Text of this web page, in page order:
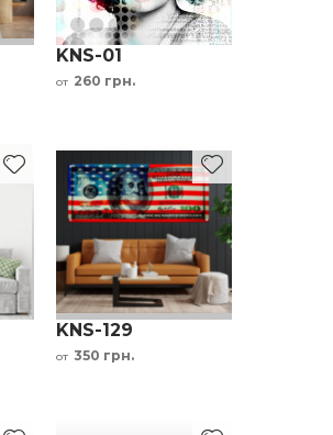
KNS-01
от 260 грн.
KNS-129
от 350 грн.